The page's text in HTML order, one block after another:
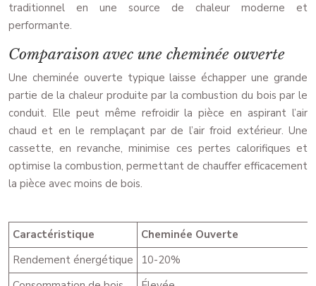
traditionnel en une source de chaleur moderne et
performante.
Comparaison avec une cheminée ouverte
Une cheminée ouverte typique laisse échapper une grande
partie de la chaleur produite par la combustion du bois par le
conduit. Elle peut même refroidir la pièce en aspirant l’air
chaud et en le remplaçant par de l’air froid extérieur. Une
cassette, en revanche, minimise ces pertes calorifiques et
optimise la combustion, permettant de chauffer efficacement
la pièce avec moins de bois.
Caractéristique
Cheminée Ouverte
Rendement énergétique
10-20%